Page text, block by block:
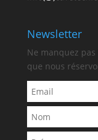
Newsletter
Ne manquez
que nous